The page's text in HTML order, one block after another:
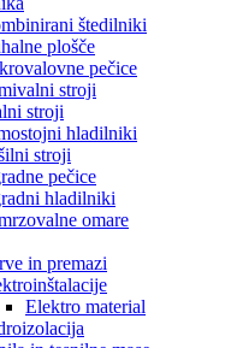
štedilniki
plošče
pečice
stroji
stroji
hladilniki
stroji
pečice
hladilniki
omare
in premazi
Elektro material